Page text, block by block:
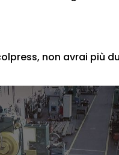
non avrai più